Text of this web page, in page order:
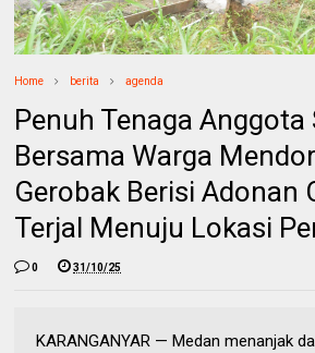
Home berita agenda
Penuh Tenaga Anggota
Bersama Warga
Gerobak Berisi Adonan
Terjal Menuju Lokasi
0 31/10/25
KARANGANYAR — Medan menanjak